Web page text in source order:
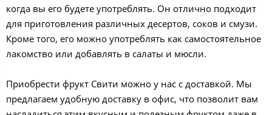
когда вы его будете употреблять. Он отлично подходит
для приготовления различных десертов, соков и смузи.
Кроме того, его можно употреблять как самостоятельное
лакомство или добавлять в салаты и мюсли.
Приобрести фрукт Свити можно у нас с доставкой. Мы
предлагаем удобную доставку в офис, что позволит вам